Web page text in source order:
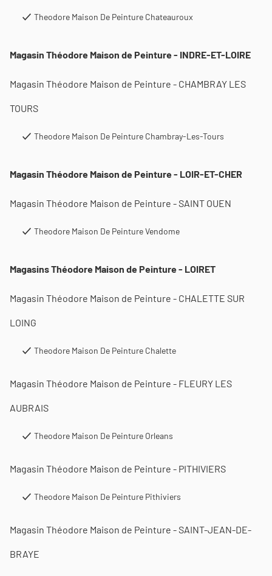
Theodore Maison De Peinture Chateauroux
Magasin Théodore Maison de Peinture - INDRE-ET-LOIRE
Magasin Théodore Maison de Peinture - CHAMBRAY LES
TOURS
Theodore Maison De Peinture Chambray-Les-Tours
Magasin Théodore Maison de Peinture - LOIR-ET-CHER
Magasin Théodore Maison de Peinture - SAINT OUEN
Theodore Maison De Peinture Vendome
Magasins Théodore Maison de Peinture - LOIRET
Magasin Théodore Maison de Peinture - CHALETTE SUR
LOING
Theodore Maison De Peinture Chalette
Magasin Théodore Maison de Peinture - FLEURY LES
AUBRAIS
Theodore Maison De Peinture Orleans
Magasin Théodore Maison de Peinture - PITHIVIERS
Theodore Maison De Peinture Pithiviers
Magasin Théodore Maison de Peinture - SAINT-JEAN-DE-
BRAYE